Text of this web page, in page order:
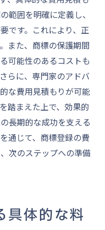
範囲を明確に定義し、
です。これにより、正
また、商標の保護期間
可能性のあるコストも
らに、専門家のアドバ
な費用見積もりが可能
踏まえた上で、効果的
長期的な成功を支える
通じて、商標登録の費
次のステップへの準備
具体的な料